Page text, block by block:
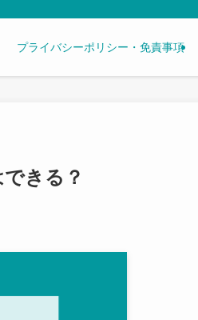
プライバシーポリシー・免責事項
きる？